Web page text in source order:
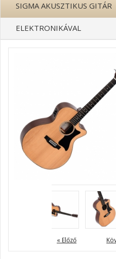
SIGMA AKUSZTIKUS GITÁR
ELEKTRONIKÁVAL
« Előző